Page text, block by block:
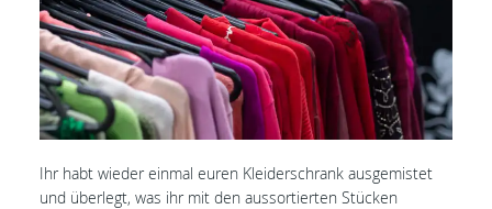
Ihr habt wieder einmal euren Kleiderschrank ausgemistet
und überlegt, was ihr mit den aussortierten Stücken